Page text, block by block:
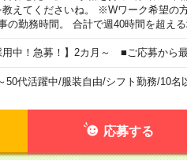
えてくださいね。 ※Wワーク希望の
の勤務時間。 合計で週40時間を超える
用中！急募！】2カ月～ ■ご応募から
50代活躍中/服装自由/シフト勤務/10名
応募する